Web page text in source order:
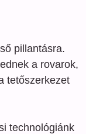
pillantásra.
a rovarok,
tetőszerkezet
technológiánk